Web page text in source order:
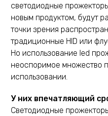
светодиодные
новым продуктом, будут
точки зрения
традиционные HID или
Но использование led
неоспоримое множество
использовании.
У них впечатляющий
Светодиодные